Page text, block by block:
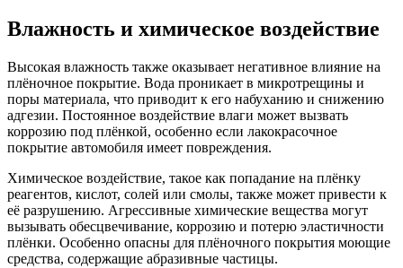
Влажность и химическое воздействие
Высокая влажность также оказывает негативное влияние на
плёночное покрытие. Вода проникает в микротрещины и
поры материала, что приводит к его набуханию и снижению
адгезии. Постоянное воздействие влаги может вызвать
коррозию под плёнкой, особенно если лакокрасочное
покрытие автомобиля имеет повреждения.
Химическое воздействие, такое как попадание на плёнку
реагентов, кислот, солей или смолы, также может привести к
её разрушению. Агрессивные химические вещества могут
вызывать обесцвечивание, коррозию и потерю эластичности
плёнки. Особенно опасны для плёночного покрытия моющие
средства, содержащие абразивные частицы.